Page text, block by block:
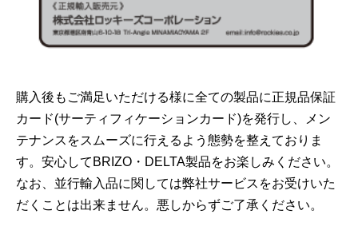
購入後もご満足いただける様に全ての製品に正規品保証
カード(サーティフィケーションカード)を発行し、メン
テナンスをスムーズに行えるよう態勢を整えておりま
す。安心してBRIZO・DELTA製品をお楽しみください。
なお、並行輸入品に関しては弊社サービスをお受けいた
だくことは出来ません。悪しからずご了承ください。